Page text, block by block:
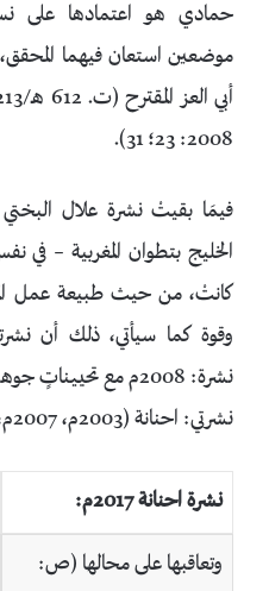
حمادي هو اعتمادها على
موضعين استعان فيهما
2008: 23؛ 31).
فيمَا بقيتْ نشرة علال
الخليج بتطوان المغربية – في
كانتْ، من حيث طبيعة عمل
نشرة: 2008م مع
نشرتي: احنانة (2003م، 2007م، 2017م) وحمادي (2008م):
نشرة احنانة 2017م:
وتعاقبها على محالها (ص: